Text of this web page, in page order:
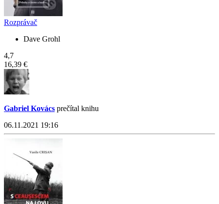
Rozprávač
Dave Grohl
4,7
16,39 €
Gabriel Kovács prečítal knihu
06.11.2021 19:16